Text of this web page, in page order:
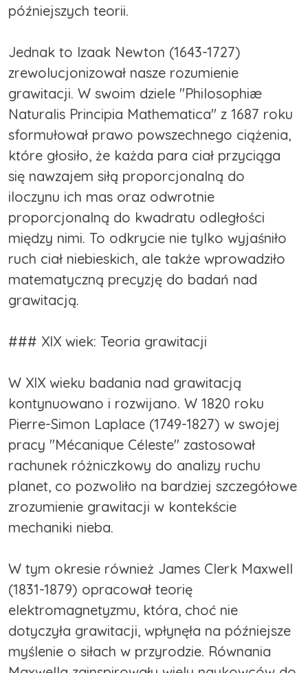
późniejszych teorii.
Jednak to Izaak Newton (1643-1727)
zrewolucjonizował nasze rozumienie
grawitacji. W swoim dziele "Philosophiæ
Naturalis Principia Mathematica" z 1687 roku
sformułował prawo powszechnego ciążenia,
które głosiło, że każda para ciał przyciąga
się nawzajem siłą proporcjonalną do
iloczynu ich mas oraz odwrotnie
proporcjonalną do kwadratu odległości
między nimi. To odkrycie nie tylko wyjaśniło
ruch ciał niebieskich, ale także wprowadziło
matematyczną precyzję do badań nad
grawitacją.
### XIX wiek: Teoria grawitacji
W XIX wieku badania nad grawitacją
kontynuowano i rozwijano. W 1820 roku
Pierre-Simon Laplace (1749-1827) w swojej
pracy "Mécanique Céleste" zastosował
rachunek różniczkowy do analizy ruchu
planet, co pozwoliło na bardziej szczegółowe
zrozumienie grawitacji w kontekście
mechaniki nieba.
W tym okresie również James Clerk Maxwell
(1831-1879) opracował teorię
elektromagnetyzmu, która, choć nie
dotyczyła grawitacji, wpłynęła na późniejsze
myślenie o siłach w przyrodzie. Równania